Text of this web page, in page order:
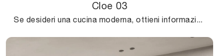
Cloe 03
Se desideri una cucina moderna, ottieni informazioni sul modello Cloe 03 Arredo3.